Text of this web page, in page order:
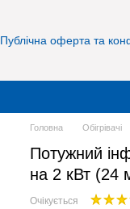
Публічна оферта та
Головна Обігрівачі
Потужний
на 2 кВт (24
Очікується